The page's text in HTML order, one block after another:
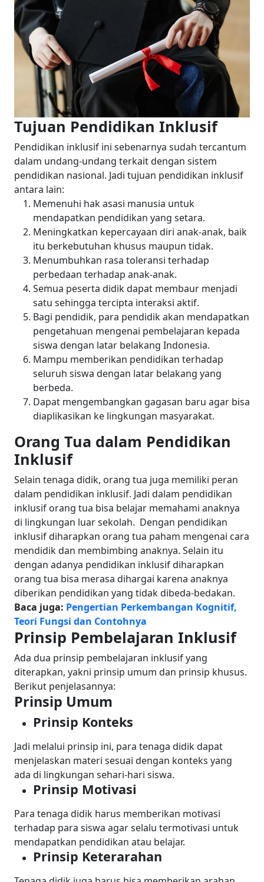
Tujuan Pendidikan Inklusif
Pendidikan inklusif ini sebenarnya sudah tercantum
dalam undang-undang terkait dengan sistem
pendidikan nasional. Jadi tujuan pendidikan inklusif
antara lain:
Memenuhi hak asasi manusia untuk
mendapatkan pendidikan yang setara.
Meningkatkan kepercayaan diri anak-anak, baik
itu berkebutuhan khusus maupun tidak.
Menumbuhkan rasa toleransi terhadap
perbedaan terhadap anak-anak.
Semua peserta didik dapat membaur menjadi
satu sehingga tercipta interaksi aktif.
Bagi pendidik, para pendidik akan mendapatkan
pengetahuan mengenai pembelajaran kepada
siswa dengan latar belakang Indonesia.
Mampu memberikan pendidikan terhadap
seluruh siswa dengan latar belakang yang
berbeda.
Dapat mengembangkan gagasan baru agar bisa
diaplikasikan ke lingkungan masyarakat.
Orang Tua dalam Pendidikan
Inklusif
Selain tenaga didik, orang tua juga memiliki peran
dalam pendidikan inklusif. Jadi dalam pendidikan
inklusif orang tua bisa belajar memahami anaknya
di lingkungan luar sekolah. Dengan pendidikan
inklusif diharapkan orang tua paham mengenai cara
mendidik dan membimbing anaknya. Selain itu
dengan adanya pendidikan inklusif diharapkan
orang tua bisa merasa dihargai karena anaknya
diberikan pendidikan yang tidak dibeda-bedakan.
Baca juga: Pengertian Perkembangan Kognitif,
Teori Fungsi dan Contohnya
Prinsip Pembelajaran Inklusif
Ada dua prinsip pembelajaran inklusif yang
diterapkan, yakni prinsip umum dan prinsip khusus.
Berikut penjelasannya:
Prinsip Umum
Prinsip Konteks
Jadi melalui prinsip ini, para tenaga didik dapat
menjelaskan materi sesuai dengan konteks yang
ada di lingkungan sehari-hari siswa.
Prinsip Motivasi
Para tenaga didik harus memberikan motivasi
terhadap para siswa agar selalu termotivasi untuk
mendapatkan pendidikan atau belajar.
Prinsip Keterarahan